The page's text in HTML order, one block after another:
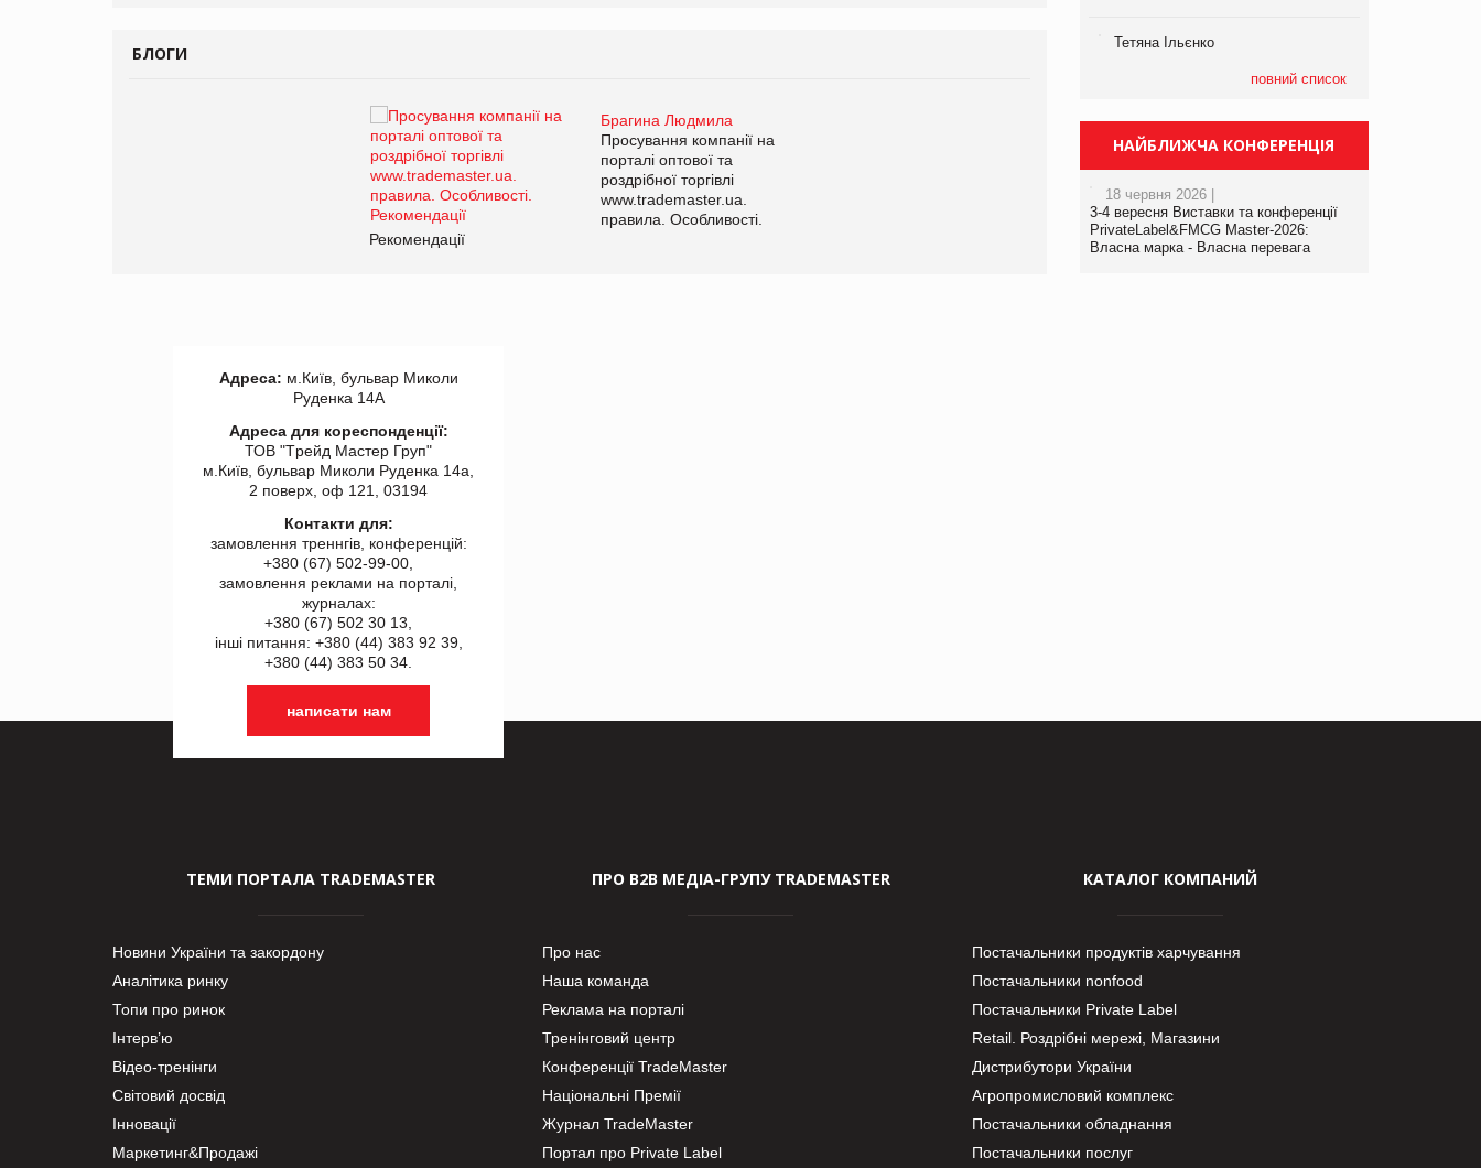
БЛОГИ
Брагина Людмила
Просування компанії на
порталі оптової та
роздрібної торгівлі
www.trademaster.ua.
правила. Особливості.
Рекомендації
Брагина Людмила
Просування компанії на
www.trademaster.ua.
правила. Особливості.
Тетяна Ільєнко
повний список
НАЙБЛИЖЧА КОНФЕРЕНЦІЯ
18 червня 2026 |
3-4 вересня Виставки та конференції
PrivateLabel&FMCG Master-2026:
Власна марка - Власна перевага
Адреса: м.Київ, бульвар Миколи
Руденка 14А
Адреса для кореспонденції:
ТОВ "Tрейд Мастер Груп"
м.Київ, бульвар Миколи Руденка 14а,
2 поверх, оф 121, 03194
Контакти для:
замовлення треннгів, конференцій:
+380 (67) 502-99-00,
замовлення реклами на порталі,
журналах:
+380 (67) 502 30 13,
інші питання: +380 (44) 383 92 39,
+380 (44) 383 50 34.
написати нам
ТЕМИ ПОРТАЛА TRADEMASTER
Новини України та закордону
Аналітика ринку
Топи про ринок
Інтерв’ю
Відео-тренінги
Світовий досвід
Інновації
Маркетинг&Продажі
ПРО В2В МЕДІА-ГРУПУ TRADEMASTER
Про нас
Наша команда
Реклама на порталі
Тренінговий центр
Конференції TradeMaster
Національні Премії
Журнал TradeMaster
Портал про Private Label
КАТАЛОГ КОМПАНИЙ
Постачальники продуктів харчування
Постачальники nonfood
Постачальники Private Label
Retail. Роздрібні мережі, Магазини
Дистрибутори України
Агропромисловий комплекс
Постачальники обладнання
Постачальники послуг